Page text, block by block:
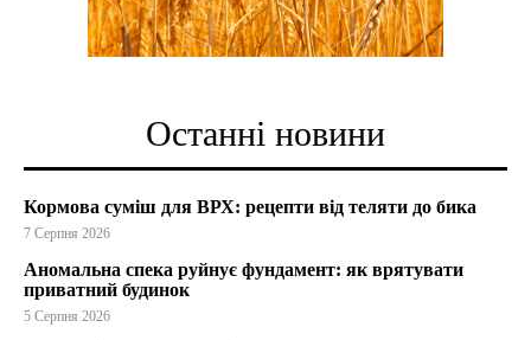
Останні новини
Кормова суміш для ВРХ: рецепти від теляти до бика
7 Серпня 2026
Аномальна спека руйнує фундамент: як врятувати
приватний будинок
5 Серпня 2026